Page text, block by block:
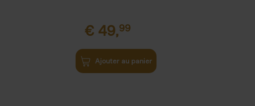
€ 49,99
Ajouter au panier